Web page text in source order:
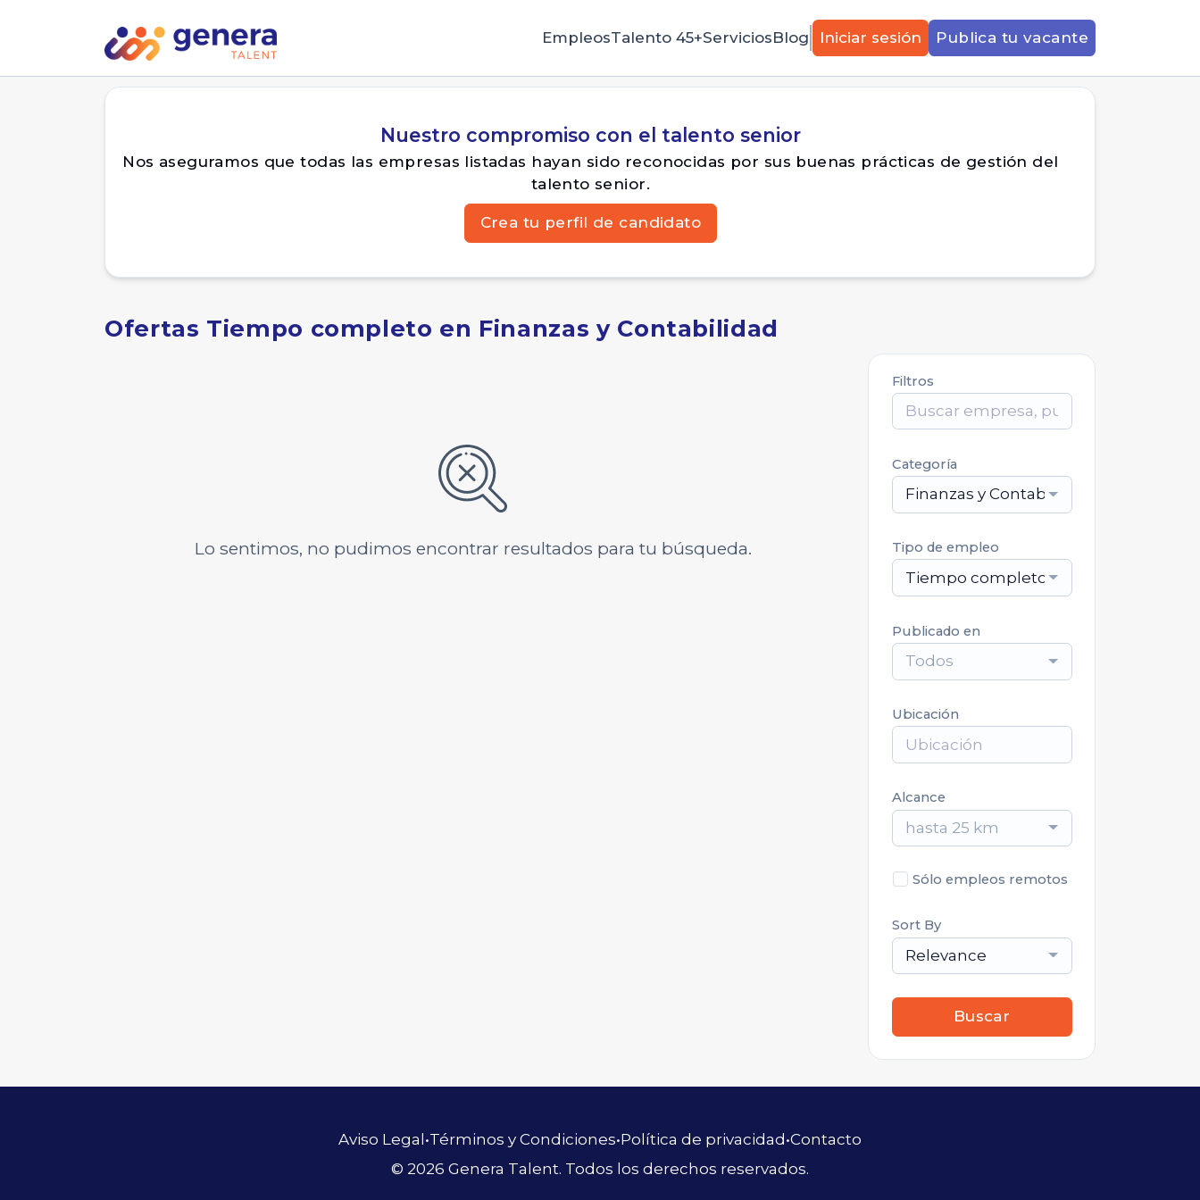
EmpleosTalento 45+ServiciosBlog Iniciar sesión Publica tu vacante
Nuestro compromiso con el talento senior
Nos aseguramos que todas las empresas listadas hayan sido reconocidas por sus buenas prácticas de gestión del
talento senior.
Crea tu perfil de candidato
Ofertas Tiempo completo en Finanzas y Contabilidad
Lo sentimos, no pudimos encontrar resultados para tu búsqueda.
Filtros
Categoría
Finanzas y Contabilidad
Tipo de empleo
Tiempo completo
Publicado en
Todos
Ubicación
Alcance
hasta 25 km
Sólo empleos remotos
Sort By
Relevance
Buscar
Aviso Legal•Términos y Condiciones•Política de privacidad•Contacto
© 2026 Genera Talent. Todos los derechos reservados.